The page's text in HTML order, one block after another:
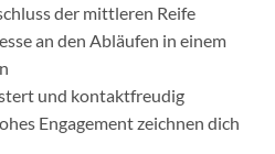
der mittleren Reife
an den Abläufen in einem
und kontaktfreudig
Engagement zeichnen dich